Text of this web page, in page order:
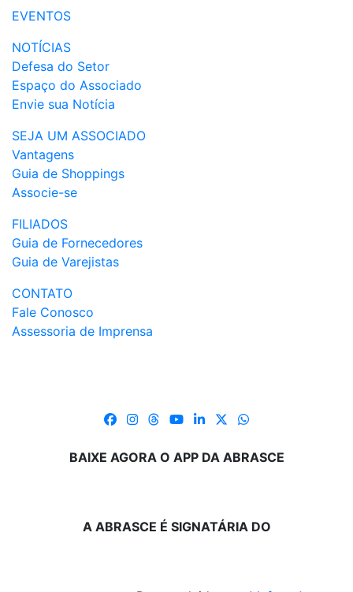
EVENTOS
NOTÍCIAS
Defesa do Setor
Espaço do Associado
Envie sua Notícia
SEJA UM ASSOCIADO
Vantagens
Guia de Shoppings
Associe-se
FILIADOS
Guia de Fornecedores
Guia de Varejistas
CONTATO
Fale Conosco
Assessoria de Imprensa
BAIXE AGORA O APP DA ABRASCE
A ABRASCE É SIGNATÁRIA DO